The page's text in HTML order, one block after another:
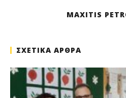
MAXITIS
ΣΧΕΤΙΚΑ ΑΡΘΡΑ